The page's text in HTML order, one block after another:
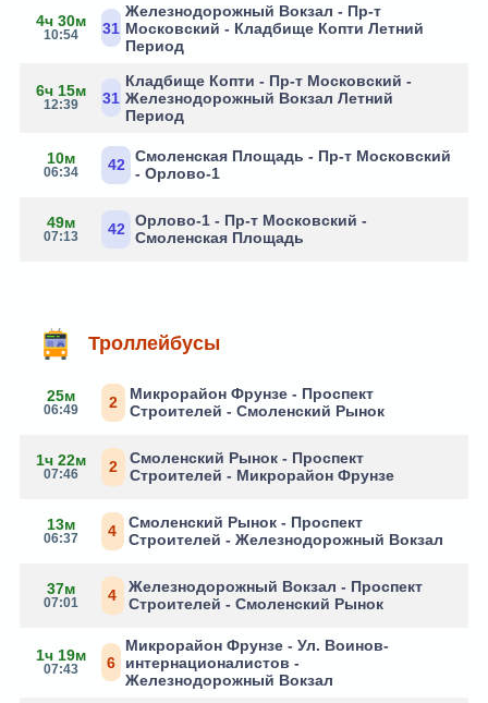
4ч 30м
10:54 31
Железнодорожный Вокзал - Пр-т
Московский - Кладбище Копти Летний
Период
6ч 15м
12:39 31
Кладбище Копти - Пр-т Московский -
Железнодорожный Вокзал Летний
Период
10м
06:34 42
Смоленская Площадь - Пр-т Московский
- Орлово-1
49м
07:13 42
Орлово-1 - Пр-т Московский -
Смоленская Площадь
Троллейбусы
25м
06:49 2
Микрорайон Фрунзе - Проспект
Строителей - Смоленский Рынок
1ч 22м
07:46 2
Смоленский Рынок - Проспект
Строителей - Микрорайон Фрунзе
13м
06:37 4
Смоленский Рынок - Проспект
Строителей - Железнодорожный Вокзал
37м
07:01 4
Железнодорожный Вокзал - Проспект
Строителей - Смоленский Рынок
1ч 19м
07:43 6
Микрорайон Фрунзе - Ул. Воинов-
интернационалистов -
Железнодорожный Вокзал